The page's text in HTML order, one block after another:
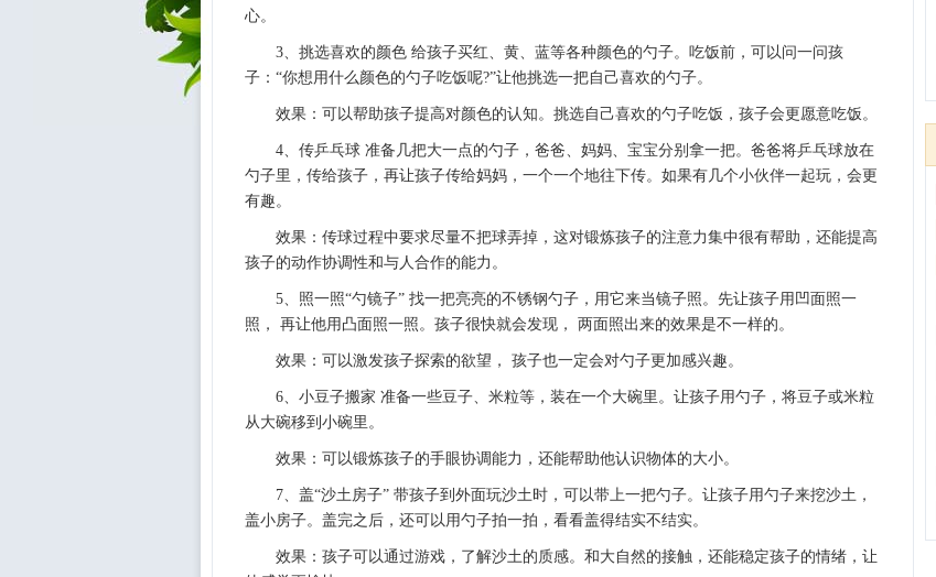
心。
3、挑选喜欢的颜色 给孩子买红、黄、蓝等各种颜色的勺子。吃饭前，可以问一问孩
子：“你想用什么颜色的勺子吃饭呢?”让他挑选一把自己喜欢的勺子。
效果：可以帮助孩子提高对颜色的认知。挑选自己喜欢的勺子吃饭，孩子会更愿意吃饭。
4、传乒乓球 准备几把大一点的勺子，爸爸、妈妈、宝宝分别拿一把。爸爸将乒乓球放在
勺子里，传给孩子，再让孩子传给妈妈，一个一个地往下传。如果有几个小伙伴一起玩，会更
有趣。
效果：传球过程中要求尽量不把球弄掉，这对锻炼孩子的注意力集中很有帮助，还能提高
孩子的动作协调性和与人合作的能力。
5、照一照“勺镜子” 找一把亮亮的不锈钢勺子，用它来当镜子照。先让孩子用凹面照一
照， 再让他用凸面照一照。孩子很快就会发现， 两面照出来的效果是不一样的。
效果：可以激发孩子探索的欲望， 孩子也一定会对勺子更加感兴趣。
6、小豆子搬家 准备一些豆子、米粒等，装在一个大碗里。让孩子用勺子，将豆子或米粒
从大碗移到小碗里。
效果：可以锻炼孩子的手眼协调能力，还能帮助他认识物体的大小。
7、盖“沙土房子” 带孩子到外面玩沙土时，可以带上一把勺子。让孩子用勺子来挖沙土，
盖小房子。盖完之后，还可以用勺子拍一拍，看看盖得结实不结实。
效果：孩子可以通过游戏，了解沙土的质感。和大自然的接触，还能稳定孩子的情绪，让